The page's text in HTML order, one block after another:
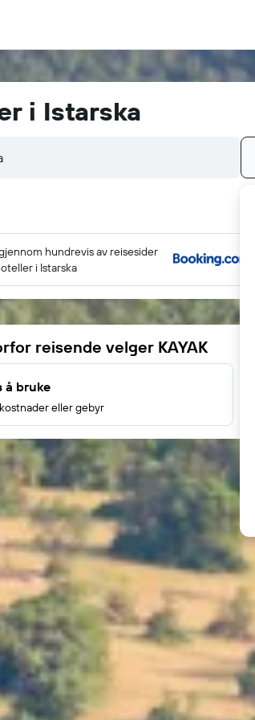
i Istarska
hundrevis av reisesider
i Istarska
reisende velger KAYAK
å bruke
eller gebyr